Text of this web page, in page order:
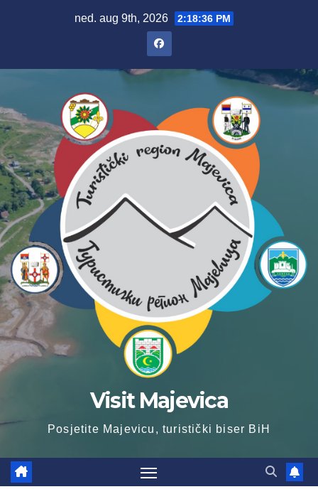
ned. aug 9th, 2026 2:18:37 PM
Visit Majevica
Posjetite Majevicu, turistički biser BiH